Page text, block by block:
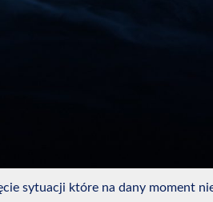
sytuacji które na dany moment